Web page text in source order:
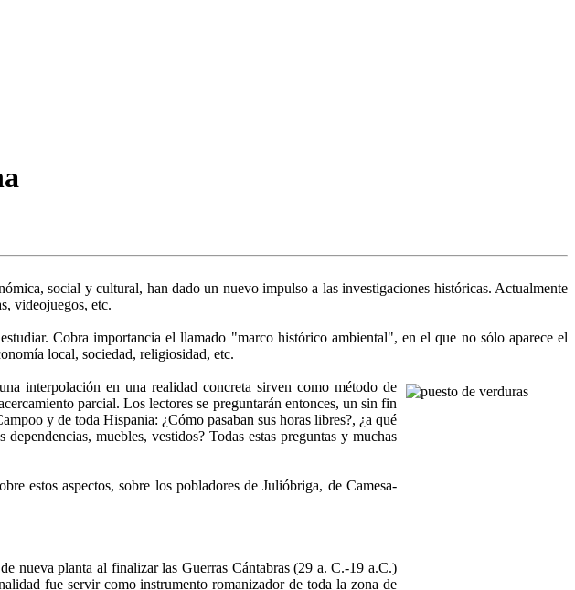
social y cultural, han dado un nuevo impulso a las investigaciones históricas. Actualmente
videojuegos, etc.
Cobra importancia el llamado "marco histórico ambiental", en el que no sólo aparece el
local, sociedad, religiosidad, etc.
interpolación en una realidad concreta sirven como método de
parcial. Los lectores se preguntarán entonces, un sin fin
y de toda Hispania: ¿Cómo pasaban sus horas libres?, ¿a qué
muebles, vestidos? Todas estas preguntas y muchas
estos aspectos, sobre los pobladores de Julióbriga, de Camesa-
nueva planta al finalizar las Guerras Cántabras (29 a. C.-19 a.C.)
fue servir como instrumento romanizador de toda la zona de